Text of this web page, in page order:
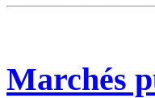
Marchés